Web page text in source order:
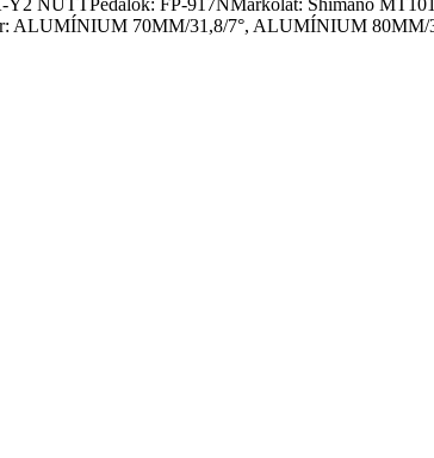
NUTTPedálok: FP-917NMarkolat: Shimano
ALUMÍNIUM 70MM/31,8/7°, ALUMÍNIUM 80MM/